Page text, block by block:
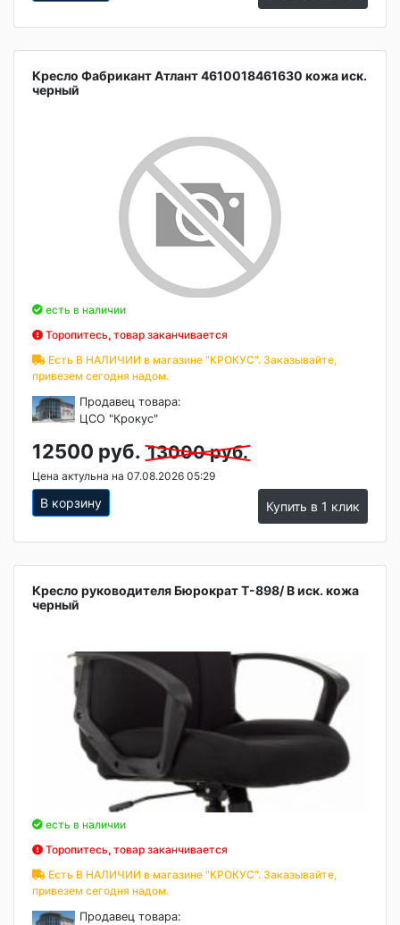
Кресло Фабрикант Атлант 4610018461630 кожа иск.
черный
есть в наличии
Торопитесь, товар заканчивается
Есть В НАЛИЧИИ в магазине "КРОКУС". Заказывайте,
привезем сегодня надом.
Продавец товара:
ЦСО "Крокус"
12500 руб. 13000 руб.
Цена актульна на 07.08.2026 05:29
В корзину Купить в 1 клик
Кресло руководителя Бюрократ T-898/ B иск. кожа
черный
есть в наличии
Торопитесь, товар заканчивается
Есть В НАЛИЧИИ в магазине "КРОКУС". Заказывайте,
привезем сегодня надом.
Продавец товара: